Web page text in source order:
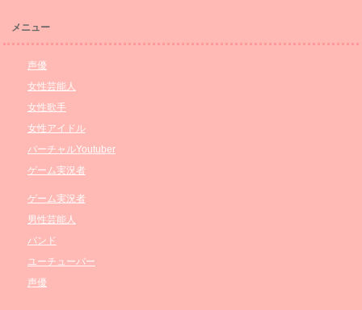
メニュー
声優
女性芸能人
女性歌手
女性アイドル
バーチャルYoutuber
ゲーム実況者
ゲーム実況者
男性芸能人
バンド
ユーチューバー
声優